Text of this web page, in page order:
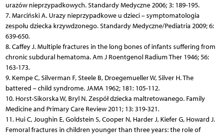
urazów nieprzypadkowych. Standardy Medyczne 2006; 3: 189-195.
7. Marciński A. Urazy nieprzypadkowe u dzieci – symptomatologia
zespołu dziecka krzywdzonego. Standardy Medyczne/Pediatria 2009; 6:
639-650.
8. Caffey J. Multiple fractures in the long bones of infants suffering from
chronic subdural hematoma. Am J Roentgenol Radium Ther 1946; 56:
163-173.
9. Kempe C, Silverman F, Steele B, Droegemueller W, Silver H. The
battered – child syndrome. JAMA 1962; 181: 105-112.
10. Horst-Sikorska W, Bryl N. Zespół dziecka maltretowanego. Family
Medicine and Primary Care Review 2011; 13: 319-321.
11. Hui C, Joughin E, Goldstein S, Cooper N, Harder J, Kiefer G, Howard J.
Femoral fractures in children younger than three years: the role of